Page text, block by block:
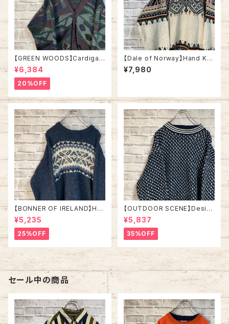
【GREEN WOODS】Cardigan
L相当 Made in BRITAIN “EU
RO LINE” カーディガン 総柄 ウ
ール混合 イギリス製 ユーロライ
ン ヨーロッパ 古着
¥6,384
20%OFF
【Dale of Norway】Hand Kni
t L相当 Made in NORWAY “E
URO LINE” デザインニット 総
製 ユーロライン ヨーロッパ 古
着
¥7,980
【BONNER OF IRELAND】Han
d Knit L相当 Made in IRELA
ND “EURO LINE” デザインニ
ット 総柄ニット ノルディック柄
ハンドニット セーター ウール ア
イルランド製 ユーロライン ヨー
ロッパ 古着
¥5,235
25%OFF
【OUTDOOR SCENE】Desig
n Knit L相当 ”Bird’s Eye” デ
ザインニット 総柄ニット デザイ
ンニット セーター バーズアイ リ
ブライン アメリカ USA 古着
¥5,837
35%OFF
セール中の商品